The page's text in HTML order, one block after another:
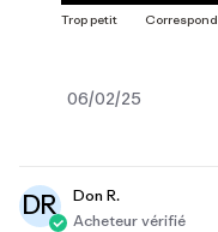
Date
06/02/25
DR
Don R.
Acheteur vérifié